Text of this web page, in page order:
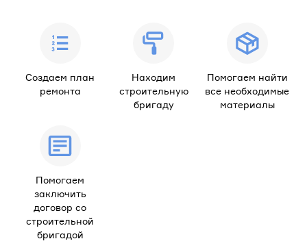
Создаем план
ремонта
Находим
строительную
бригаду
Помогаем найти
все необходимые
материалы
Помогаем
заключить
договор со
строительной
бригадой